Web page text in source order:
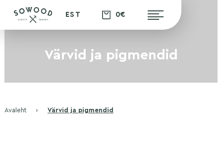
EST 0€
Värvid ja pigmendid
Avaleht › Värvid ja pigmendid